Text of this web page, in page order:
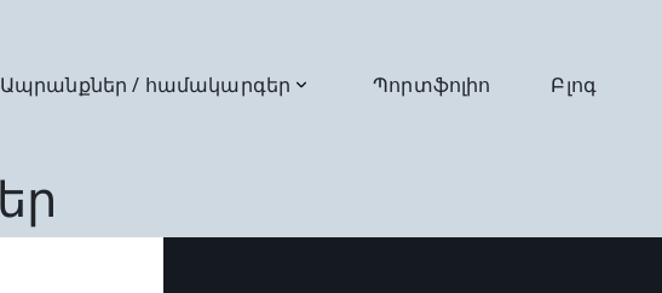
Ապրանքներ / համակարգեր Պորտֆոլիո Բլոգ